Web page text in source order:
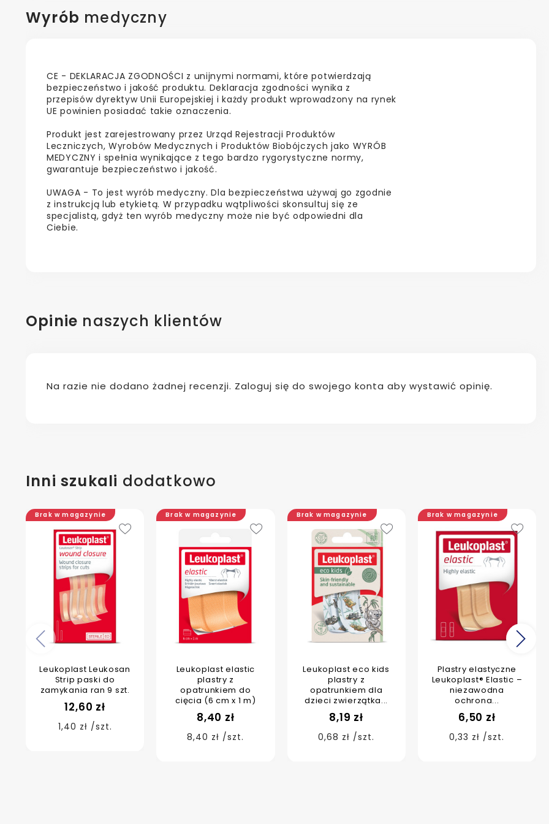
Wyrób medyczny
CE - DEKLARACJA ZGODNOŚCI z unijnymi normami, które potwierdzają
bezpieczeństwo i jakość produktu. Deklaracja zgodności wynika z
przepisów dyrektyw Unii Europejskiej i każdy produkt wprowadzony na rynek
UE powinien posiadać takie oznaczenia.
Produkt jest zarejestrowany przez Urząd Rejestracji Produktów
Leczniczych, Wyrobów Medycznych i Produktów Biobójczych jako WYRÓB
MEDYCZNY i spełnia wynikające z tego bardzo rygorystyczne normy,
gwarantuje bezpieczeństwo i jakość.
UWAGA - To jest wyrób medyczny. Dla bezpieczeństwa używaj go zgodnie
z instrukcją lub etykietą. W przypadku wątpliwości skonsultuj się ze
specjalistą, gdyż ten wyrób medyczny może nie być odpowiedni dla
Ciebie.
Opinie naszych klientów
Na razie nie dodano żadnej recenzji. Zaloguj się do swojego konta aby wystawić opinię.
Inni szukali dodatkowo
Leukoplast Leukosan
Strip paski do
zamykania ran 9 szt.
12,60 zł
1,40 zł /szt.
Brak w magazynie
Leukoplast elastic
plastry z
opatrunkiem do
cięcia (6 cm x 1 m)
8,40 zł
8,40 zł /szt.
Brak w magazynie
Leukoplast eco kids
plastry z
opatrunkiem dla
dzieci zwierzątka...
8,19 zł
0,68 zł /szt.
Brak w magazynie
Plastry elastyczne
Leukoplast® Elastic –
niezawodna
ochrona...
6,50 zł
0,33 zł /szt.
Brak w magazynie
Poprzedni